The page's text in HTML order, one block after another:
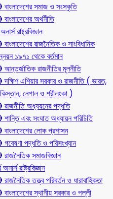
বাংলাদেশের সমাজ ও সংস্কৃতি
অর্থনীতি
রাষ্ট্রবিজ্ঞান
বাংলাদেশের রাজনৈতিক ও সাংবিধানিক
১৯৭১ থেকে বর্তমান
আন্তর্জাতিক রাজনীতির মূলনীতি
দক্ষিণ এশিয়ার সরকার ও রাজনীতি ( ভারত,
নেপাল ও শ্রীলংকা )
রাজনীতি অধ্যয়নের পদ্ধতি
শান্তি এবং সংঘাত অধ্যায়ন পরিচিতি
বাংলাদেশের লোক প্রশাসন
গবেষণা পদ্ধতি ও পরিসংখ্যান
রাজনৈতিক সমাজবিজ্ঞান
রাষ্ট্রবিজ্ঞান
রাজনৈতিক তত্ত্ব পরিবর্তন ও ধারাবাহিকতা
বাংলাদেশের স্থানীয় সরকার ও পল্লী